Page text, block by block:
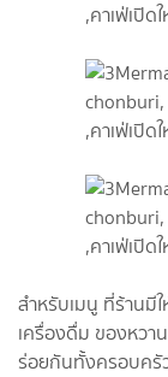
สำหรับเมนู ที่ร้านมี
เครื่องดื่ม ของหวา
ร่อยกันทั้งครอบครั